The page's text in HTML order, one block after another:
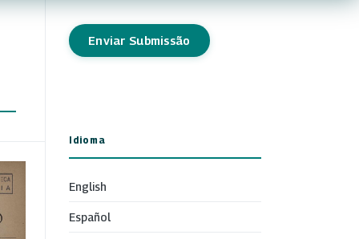
Enviar Submissão
Idioma
English
Español